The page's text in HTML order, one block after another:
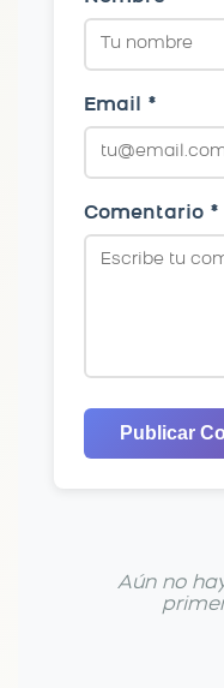
Email *
Comentario *
Publicar
Aún no